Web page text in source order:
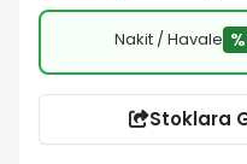
Nakit / Havale
Stoklara